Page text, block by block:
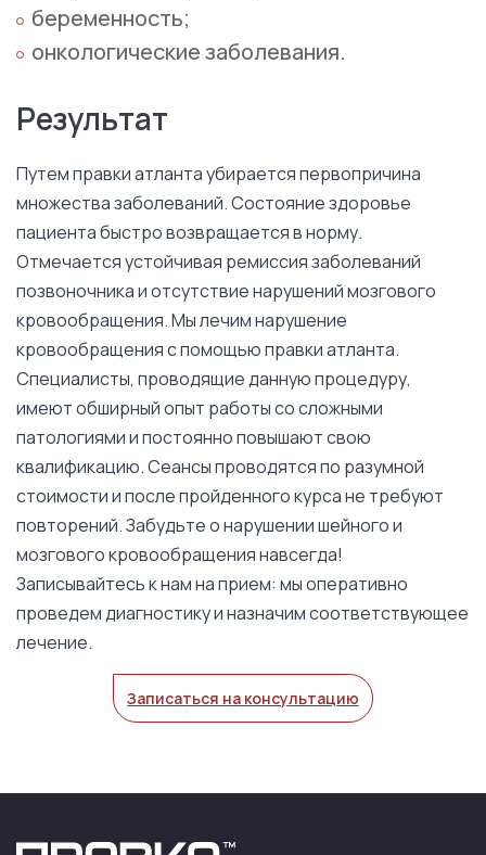
беременность;
онкологические заболевания.
Результат
Путем правки атланта убирается первопричина
множества заболеваний. Состояние здоровье
пациента быстро возвращается в норму.
Отмечается устойчивая ремиссия заболеваний
позвоночника и отсутствие нарушений мозгового
кровообращения. Мы лечим нарушение
кровообращения с помощью правки атланта.
Специалисты, проводящие данную процедуру,
имеют обширный опыт работы со сложными
патологиями и постоянно повышают свою
квалификацию. Сеансы проводятся по разумной
стоимости и после пройденного курса не требуют
повторений. Забудьте о нарушении шейного и
мозгового кровообращения навсегда!
Записывайтесь к нам на прием: мы оперативно
проведем диагностику и назначим соответствующее
лечение.
Записаться на консультацию